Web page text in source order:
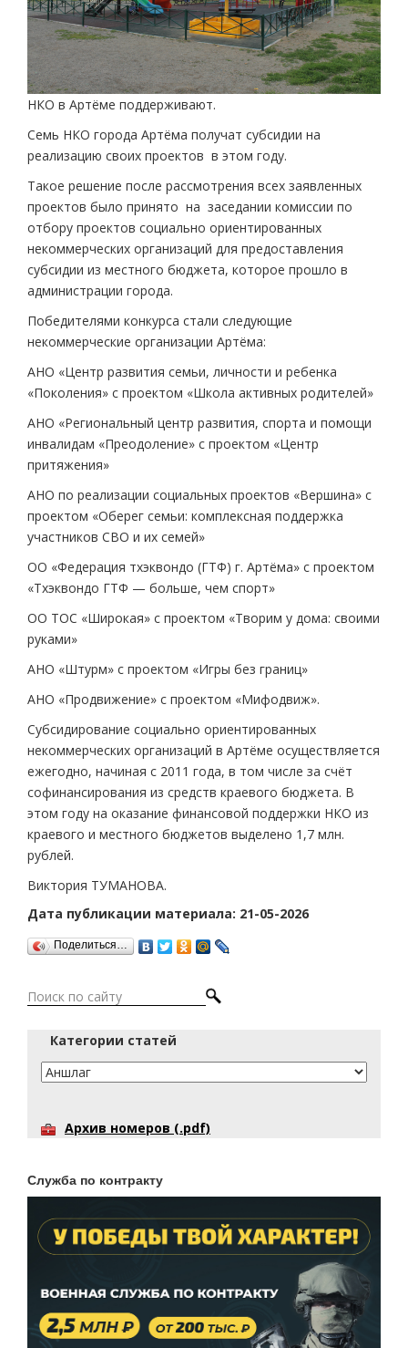
НКО в Артёме поддерживают.
Семь НКО города Артёма получат субсидии на
реализацию своих проектов в этом году.
Такое решение после рассмотрения всех заявленных
проектов было принято на заседании комиссии по
отбору проектов социально ориентированных
некоммерческих организаций для предоставления
субсидии из местного бюджета, которое прошло в
администрации города.
Победителями конкурса стали следующие
некоммерческие организации Артёма:
АНО «Центр развития семьи, личности и ребенка
«Поколения» с проектом «Школа активных родителей»
АНО «Региональный центр развития, спорта и помощи
инвалидам «Преодоление» с проектом «Центр
притяжения»
АНО по реализации социальных проектов «Вершина» с
проектом «Оберег семьи: комплексная поддержка
участников СВО и их семей»
ОО «Федерация тхэквондо (ГТФ) г. Артёма» с проектом
«Тхэквондо ГТФ — больше, чем спорт»
ОО ТОС «Широкая» с проектом «Творим у дома: своими
руками»
АНО «Штурм» с проектом «Игры без границ»
АНО «Продвижение» с проектом «Мифодвиж».
Субсидирование социально ориентированных
некоммерческих организаций в Артёме осуществляется
ежегодно, начиная с 2011 года, в том числе за счёт
софинансирования из средств краевого бюджета. В
этом году на оказание финансовой поддержки НКО из
краевого и местного бюджетов выделено 1,7 млн.
рублей.
Виктория ТУМАНОВА.
Дата публикации материала: 21-05-2026
Поделиться…
Категории статей
Архив номеров (.pdf)
Служба по контракту